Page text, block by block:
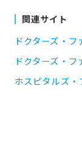
関連サイト
ドクターズ・フ
ドクターズ・
ホスピタルズ・